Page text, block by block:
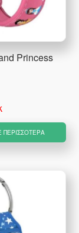
Princess
ΠΕΡΙΣΣΌΤΕΡΑ